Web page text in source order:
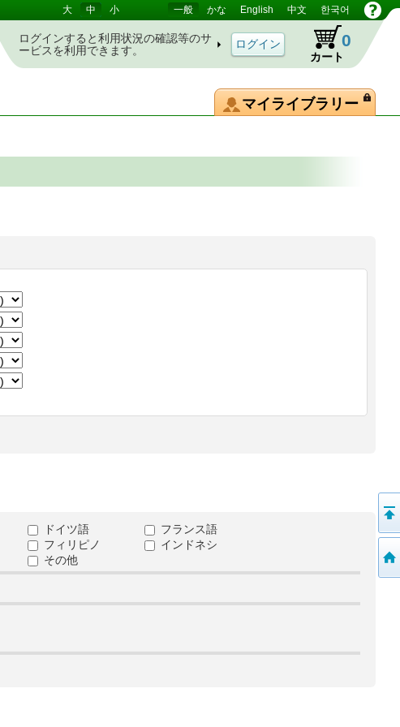
大 中 小 一般 かな English 中文 한국어
ログインすると利用状況の確認等のサ
ービスを利用できます。
カート
0
マイライブラリー
ドイツ語
フランス語
フィリピノ
インドネシ
その他